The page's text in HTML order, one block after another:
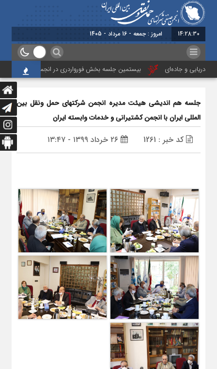
14:28:31 امروز : جمعه - 16 مرداد - 1405
و جاده‌ای بیستمین جلسه بخش فورواردری در انجمن ایران برگزار شد
جلسه هم اندیشی هیئت مدیره انجمن شرکتهای حمل ونقل بین
المللی ایران با انجمن کشتیرانی و خدمات وابسته ایران
کد خبر : 1261